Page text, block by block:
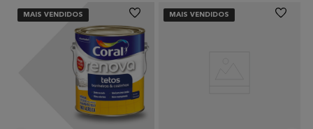
Escreva uma avaliação
MAIS VENDIDOS MAIS VENDIDOS